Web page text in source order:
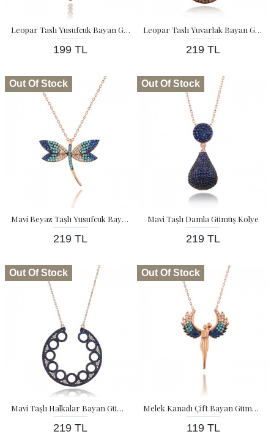
Leopar Taslı Yusufcuk Bayan Gümüş Kolye
199 TL
Leopar Taslı Yuvarlak Bayan Gümüş Kolye
219 TL
Out Of Stock
Mavi Beyaz Taşlı Yusufcuk Bayan Gümüş Kolye
219 TL
Out Of Stock
Mavi Taşlı Damla Gümüş Kolye
219 TL
Out Of Stock
Mavi Taşlı Halkalar Bayan Gümüş Kolye
219 TL
Out Of Stock
Melek Kanadı Çift Bayan Gümüş Kolye
119 TL